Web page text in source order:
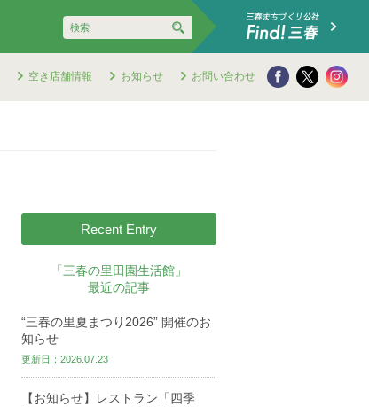
空き店舗情報 お知らせ お問い合わせ
Recent Entry
「三春の里田園生活館」
最近の記事
“三春の里夏まつり2026” 開催のお
知らせ
更新日：2026.07.23
【お知らせ】レストラン「四季